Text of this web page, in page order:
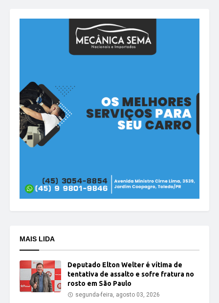
MAIS LIDA
Deputado Elton Welter é vítima de
tentativa de assalto e sofre fratura no
rosto em São Paulo
segunda-feira, agosto 03, 2026